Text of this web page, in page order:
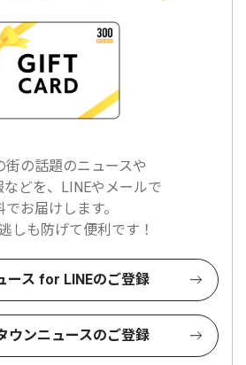
街の話題のニュースや
などを、LINEやメールで
でお届けします。
しも防げて便利です！
ース for LINEのご登録
ウンニュースのご登録